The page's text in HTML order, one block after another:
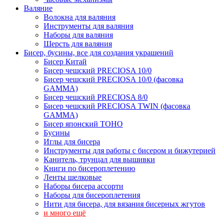
Валяние
Волокна для валяния
Инструменты для валяния
Наборы для валяния
Шерсть для валяния
Бисер, бусины, все для создания украшений
Бисер Китай
Бисер чешский PRECIOSA 10/0
Бисер чешский PRECIOSA 10/0 (фасовка
GAMMA)
Бисер чешский PRECIOSA 8/0
Бисер чешский PRECIOSA TWIN (фасовка
GAMMA)
Бисер японский TOHO
Бусины
Иглы для бисера
Инструменты для работы с бисером и бижутерией
Канитель, трунцал для вышивки
Книги по бисероплетению
Ленты шелковые
Наборы бисера ассорти
Наборы для бисероплетения
Нити для бисера, для вязания бисерных жгутов
и много ещё